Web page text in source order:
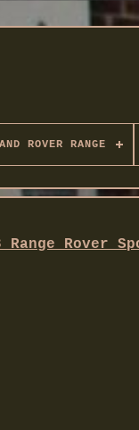
ROVER RANGE
Range Rover